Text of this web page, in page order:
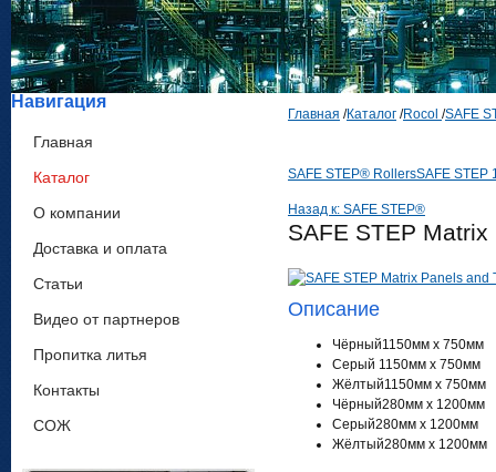
Навигация
Главная
Каталог
О компании
Доставка и оплата
Статьи
Видео от партнеров
Пропитка литья
Контакты
СОЖ
Главная /Каталог /Rocol /SAFE
SAFE STEP® RollersSAFE STEP
Назад к: SAFE STEP®
SAFE STEP
Описание
Чёрный1150мм x 750мм
Серый 1150мм x 750мм
Жёлтый1150мм x 750мм
Чёрный280мм x 1200мм
Серый280мм x 1200мм
Жёлтый280мм x 1200мм